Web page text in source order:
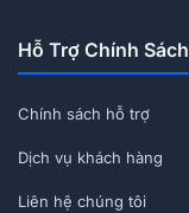
Hỗ Trợ Chính Sách
Chính sách hỗ trợ
Dịch vụ khách hàng
Liên hệ chúng tôi